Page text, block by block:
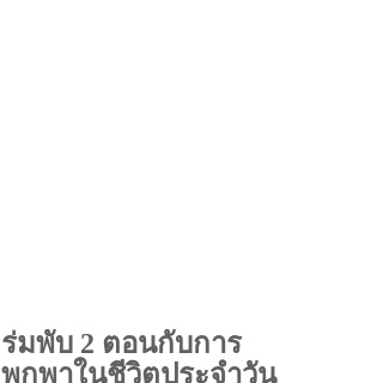
ร่มพับ 2 ตอนกับการ
พกพาในชีวิตประจำวัน